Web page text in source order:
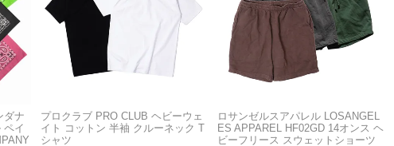
ダナ
ペイ
プロクラブ PRO CLUB ヘビーウェ
イト コットン 半袖 クルーネック T
シャツ
ロサンゼルスアパレル LOSANGEL
ES APPAREL HF02GD 14オンス ヘ
ビーフリース スウェットショーツ